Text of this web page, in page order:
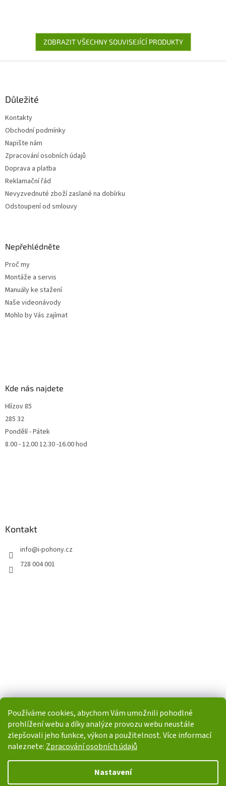
Používáme cookies, abychom Vám umožnili pohodlné
prohlížení webu a díky analýze provozu webu neustále
zlepšovali jeho funkce, výkon a použitelnost. Více informací
naleznete: Zpracování osobních údajů
Nastavení
ZOBRAZIT VŠECHNY SOUVISEJÍCÍ PRODUKTY
Důležité
Kontakty
Obchodní podmínky
Napište nám
Zpracování osobních údajů
Doprava a platba
Reklamační řád
Nevyzvednuté zboží zaslané na dobírku
Odstoupení od smlouvy
Nepřehlédněte
Proč my
Montáže a servis
Manuály ke stažení
Naše videonávody
Mohlo by Vás zajímat
Kde nás najdete
Hlízov 85
285 32
Pondělí - Pátek
8.00 - 12.00 12.30 -16.00 hod
Kontakt
info@i-pohony.cz
728 004 001